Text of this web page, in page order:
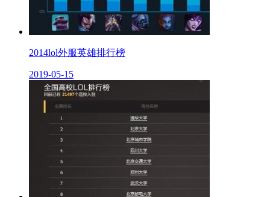
2014lol外服英雄排行榜
2019-05-15